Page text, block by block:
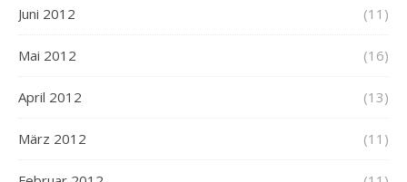
Juni 2012 (11)
Mai 2012 (16)
April 2012 (13)
März 2012 (11)